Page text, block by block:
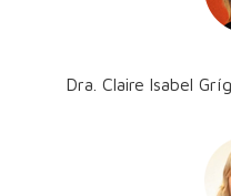
Dra. Claire Isabel